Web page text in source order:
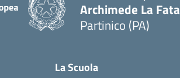
Archimede La Fata
Partinico (PA)
La Scuola